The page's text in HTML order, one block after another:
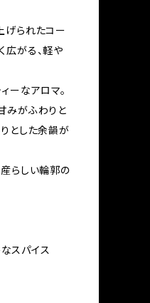
げられたコー
広がる、軽や
ーなアロマ。
みがふわりと
とした余韻が
らしい輪郭の
スパイス